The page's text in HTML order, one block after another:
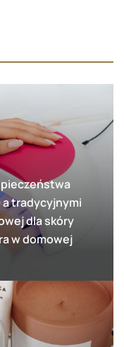
a tradycyjnymi
dla skóry
w domowej